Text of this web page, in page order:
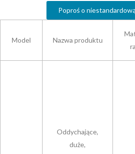
Poproś o
Model Nazwa produktu
Oddychające,
duże,